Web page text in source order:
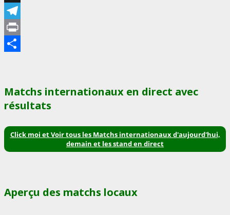
X
Telegram
Print
Matchs internationaux en direct avec
résultats
Click moi et Voir tous les Matchs internationaux d'aujourd'hui,
demain et les stand en direct
Aperçu des matchs locaux